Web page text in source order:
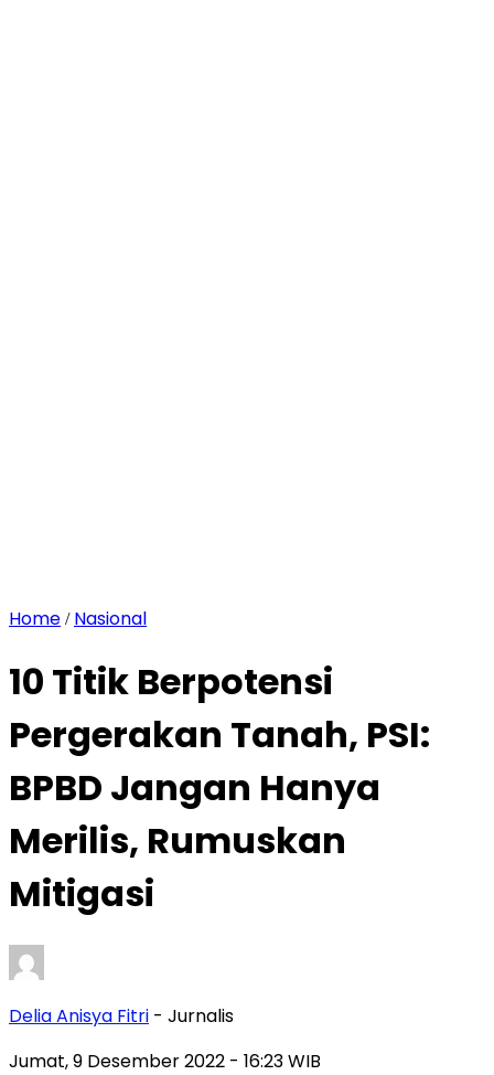
Home / Nasional
10 Titik Berpotensi
Pergerakan Tanah, PSI:
BPBD Jangan Hanya
Merilis, Rumuskan
Mitigasi
Delia Anisya Fitri - Jurnalis
Jumat, 9 Desember 2022 - 16:23 WIB